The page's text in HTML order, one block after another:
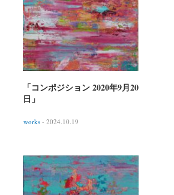
「コンポジション 2020年9月20
日」
works - 2024.10.19